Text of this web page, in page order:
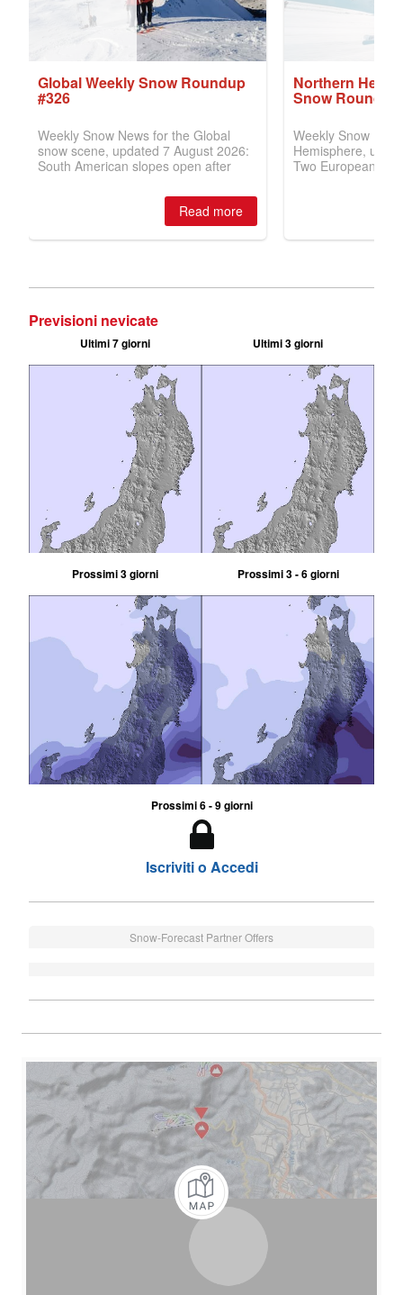
Previsioni nevicate
Ultimi 7 giorni Ultimi 3 giorni
Prossimi 3 giorni Prossimi 3 - 6 giorni
Prossimi 6 - 9 giorni
Iscriviti o Accedi
Snow-Forecast Partner Offers